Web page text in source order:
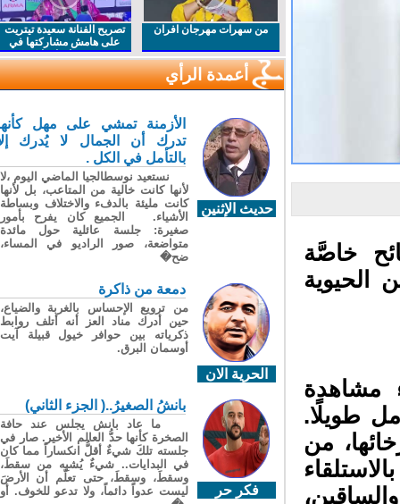
فادي ملحم، 5 نصائح خاصَّة
مشاهدة
طويلًا.
من
من سهرات مهرجان افران
تصريح الفنانة سعيدة تيتريت
على هامش مشاركتها في
مهرجان افران
أعمدة الرأي
حديث الإثنين
الأزمنة تمشي على مهل كأنها
تدرك أن الجمال لا يُدرك إلا
بالتأمل في الكل .
نستعيد نوسطالجيا الماضي اليوم ،لا
لأنها كانت خالية من المتاعب، بل لأنها
كانت مليئة بالدفء والاختلاف وبساطة
الأشياء. الجميع كان يفرح بأمور
صغيرة: جلسة عائلية حول مائدة
متواضعة، صور الراديو في المساء،
ضح�
الحرية الان
دمعة من ذاكرة
من ترويع الإحساس بالغربة والضياع،
حين أدرك مناد العز أنه أتلف روابط
ذكرياته بين حوافر خيول قبيلة آيت
أوسمان البرق.
فكر حر
بانشُ الصغيرُ..( الجزء الثاني)
ما عاد بانش يجلس عند حافة
الصخرة كأنها حدُّ العالم الأخير. صار في
جلسته تلكَ شيءٌ أقلُّ انكساراً مما كان
في البدايات.. شيءٌ يُشبِه من سقطَ،
وسقطَ، وسقطَ، حتى تعلّم أن الأرضَ
ليست عدواً دائماً، ولا تدعو للخوف. أو